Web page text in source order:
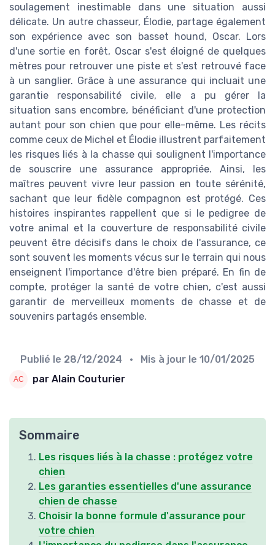
soulagement inestimable dans une situation aussi
délicate. Un autre chasseur, Élodie, partage également
son expérience avec son basset hound, Oscar. Lors
d'une sortie en forêt, Oscar s'est éloigné de quelques
mètres pour retrouver une piste et s'est retrouvé face
à un sanglier. Grâce à une assurance qui incluait une
garantie responsabilité civile, elle a pu gérer la
situation sans encombre, bénéficiant d'une protection
autant pour son chien que pour elle-même. Les récits
comme ceux de Michel et Élodie illustrent parfaitement
les risques liés à la chasse qui soulignent l'importance
de souscrire une assurance appropriée. Ainsi, les
maîtres peuvent vivre leur passion en toute sérénité,
sachant que leur fidèle compagnon est protégé. Ces
histoires inspirantes rappellent que si le pedigree de
votre animal et la couverture de responsabilité civile
peuvent être décisifs dans le choix de l'assurance, ce
sont souvent les moments vécus sur le terrain qui nous
enseignent l'importance d'être bien préparé. En fin de
compte, protéger la santé de votre chien, c'est aussi
garantir de merveilleux moments de chasse et de
souvenirs partagés ensemble.
Publié le 28/12/2024 • Mis à jour le 10/01/2025
par Alain Couturier
Sommaire
Les risques liés à la chasse : protégez votre
chien
Les garanties essentielles d'une assurance
chien de chasse
Choisir la bonne formule d'assurance pour
votre chien